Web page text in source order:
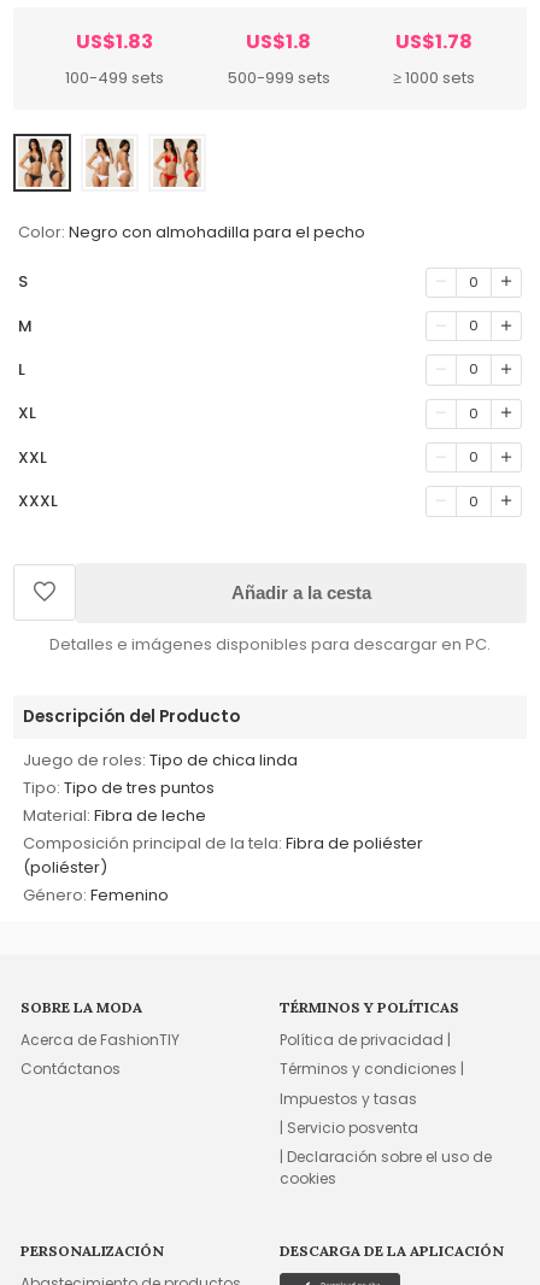
US$1.83
100-499 sets
US$1.8
500-999 sets
US$1.78
≥ 1000 sets
Color: Negro con almohadilla para el pecho
S 0
M 0
L 0
XL 0
XXL 0
XXXL 0
Añadir a la cesta
Detalles e imágenes disponibles para descargar en PC.
Descripción del Producto
Juego de roles: Tipo de chica linda
Tipo: Tipo de tres puntos
Material: Fibra de leche
Composición principal de la tela: Fibra de poliéster
(poliéster)
Género: Femenino
SOBRE LA MODA
Acerca de FashionTIY
Contáctanos
TÉRMINOS Y POLÍTICAS
Política de privacidad |
Términos y condiciones |
Impuestos y tasas
| Servicio posventa
| Declaración sobre el uso de
cookies
PERSONALIZACIÓN DESCARGA DE LA APLICACIÓN